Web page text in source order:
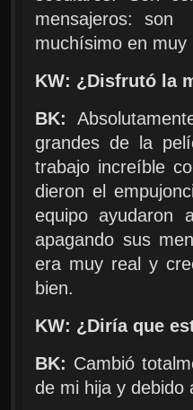
mensajeros: son
muchísimo en muy
KW: ¿Disfrutó la
BK:
grandes de la
trabajo increíble
dieron el
equipo ayudaron
apagando sus
era muy real y
bien.
KW: ¿Diría que
BK: Cambió
de mi hija y debido